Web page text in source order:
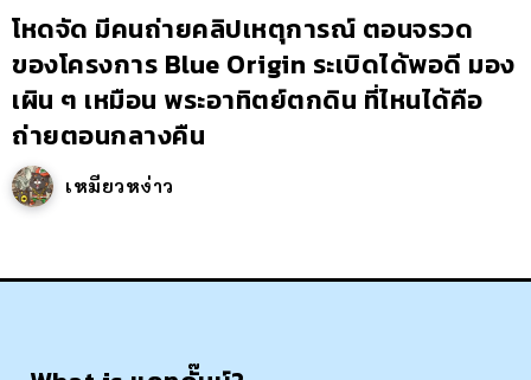
โหดจัด มีคนถ่ายคลิปเหตุการณ์ ตอนจรวด
ของโครงการ Blue Origin ระเบิดได้พอดี มอง
เผิน ๆ เหมือน พระอาทิตย์ตกดิน ที่ไหนได้คือ
ถ่ายตอนกลางคืน
เหมียวหง่าว